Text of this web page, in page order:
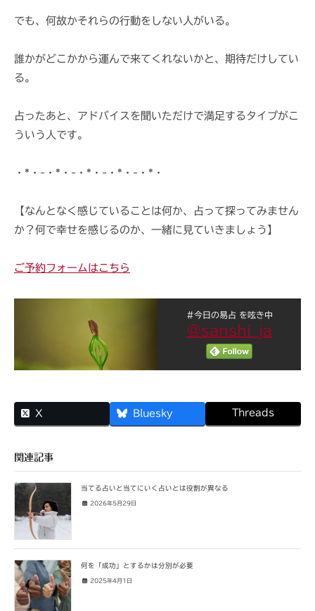
でも、何故かそれらの行動をしない人がいる。
誰かがどこかから運んで来てくれないかと、期待だけしてい
る。
占ったあと、アドバイスを聞いただけで満足するタイプがこ
ういう人です。
・*・-・*・-・*・-・*・-・*・
【なんとなく感じていることは何か、占って探ってみません
か？何で幸せを感じるのか、一緒に見ていきましょう】
ご予約フォームはこちら
#今日の易占 を呟き中
@sanshi_ja
X Bluesky Threads
関連記事
当てる占いと当てにいく占いとは役割が異なる
2026年5月29日
何を「成功」とするかは分別が必要
2025年4月1日